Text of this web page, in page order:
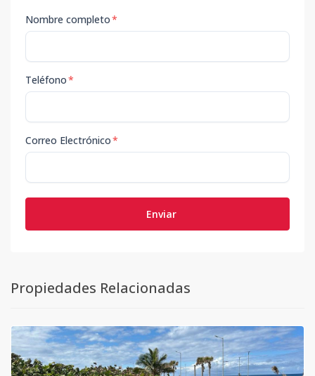
Nombre completo*
Teléfono*
Correo Electrónico*
Enviar
Propiedades Relacionadas